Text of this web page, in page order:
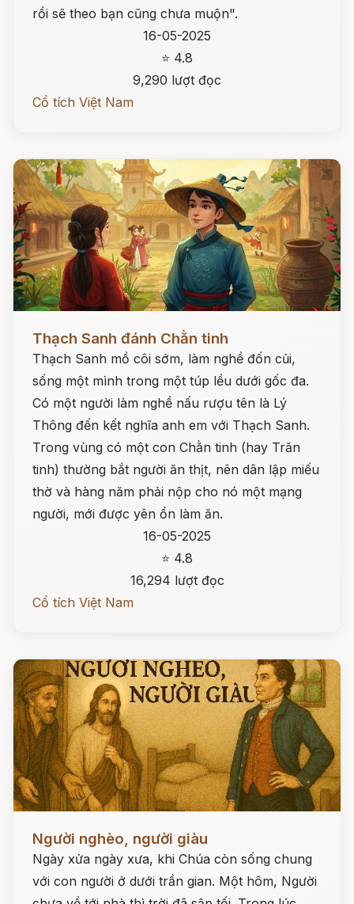
rồi sẽ theo bạn cũng chưa muộn".
16-05-2025
⭐ 4.8
9,290 lượt đọc
Cổ tích Việt Nam
Thạch Sanh đánh Chằn tinh
Thạch Sanh mồ côi sớm, làm nghề đốn củi,
sống một mình trong một túp lều dưới gốc đa.
Có một người làm nghề nấu rượu tên là Lý
Thông đến kết nghĩa anh em với Thạch Sanh.
Trong vùng có một con Chằn tinh (hay Trăn
tinh) thường bắt người ăn thịt, nên dân lập miếu
thờ và hàng năm phải nộp cho nó một mạng
người, mới được yên ổn làm ăn.
16-05-2025
⭐ 4.8
16,294 lượt đọc
Cổ tích Việt Nam
Người nghèo, người giàu
Ngày xửa ngày xưa, khi Chúa còn sống chung
với con người ở dưới trần gian. Một hôm, Người